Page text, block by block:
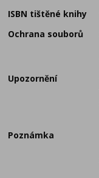
ISBN tištěné knihy
Ochrana souborů
Upozornění
Poznámka